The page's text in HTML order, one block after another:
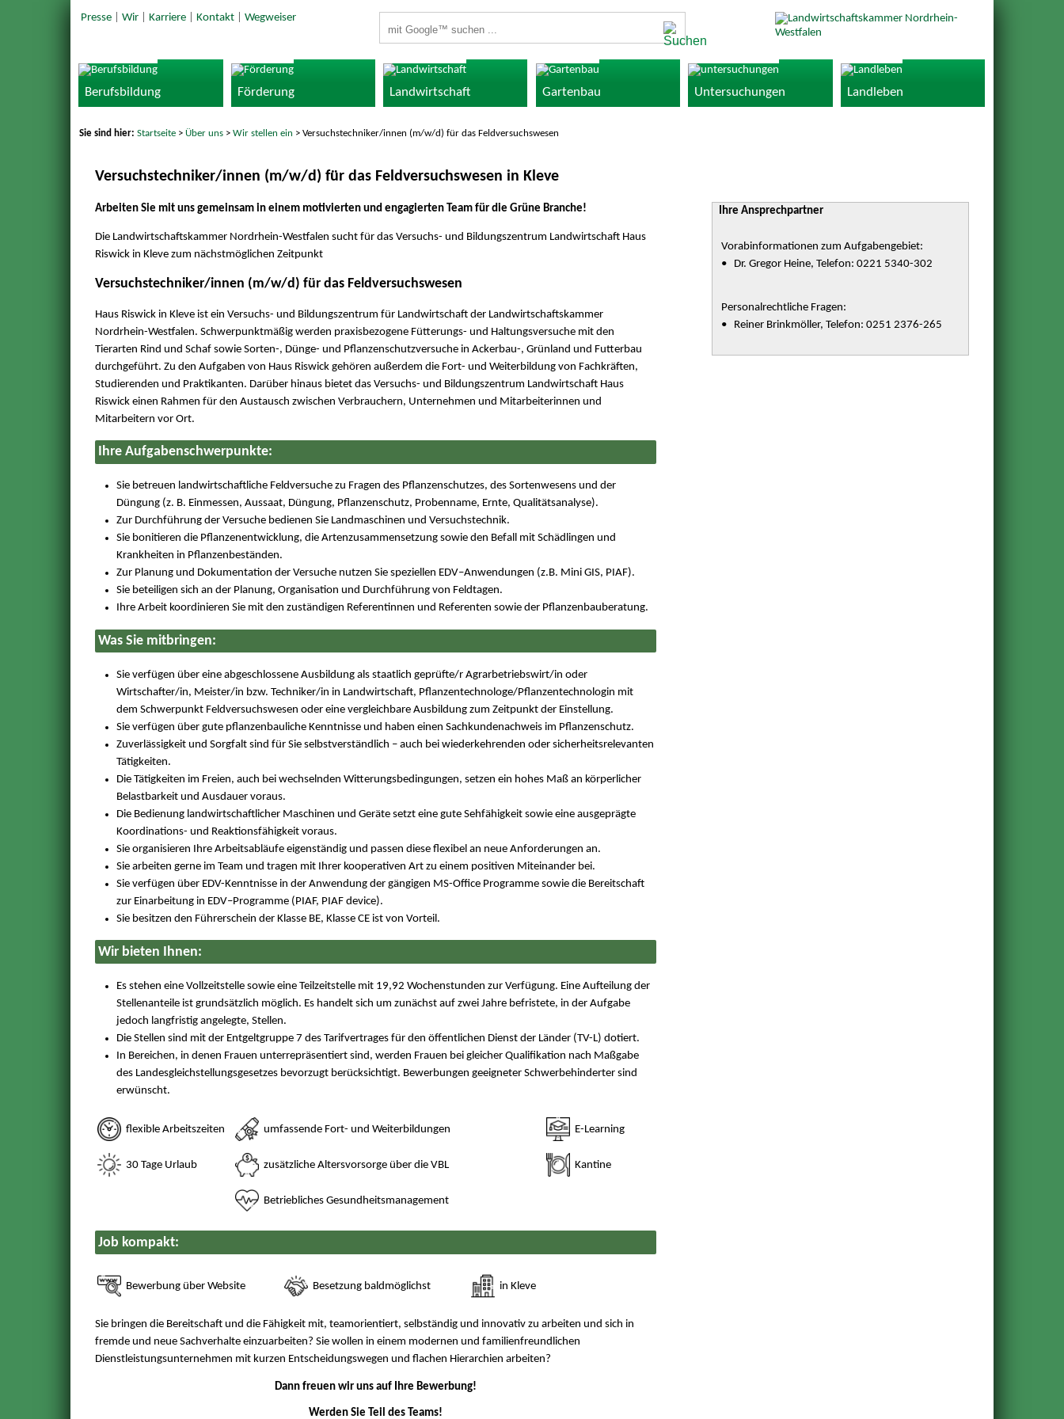
Presse| Wir| Karriere| Kontakt| Wegweiser
Berufsbildung Förderung Landwirtschaft Gartenbau Untersuchungen Landleben
Sie sind hier:Startseite >Über uns >Wir stellen ein > Versuchstechniker/innen (m/w/d) für das Feldversuchswesen
Versuchstechniker/innen (m/w/d) für das Feldversuchswesen in Kleve
Arbeiten Sie mit uns gemeinsam in einem motivierten und engagierten Team für die Grüne Branche!
Die Landwirtschaftskammer Nordrhein-Westfalen sucht für das Versuchs- und Bildungszentrum Landwirtschaft Haus
Riswick in Kleve zum nächstmöglichen Zeitpunkt
Versuchstechniker/innen (m/w/d) für das Feldversuchswesen
Haus Riswick in Kleve ist ein Versuchs- und Bildungszentrum für Landwirtschaft der Landwirtschaftskammer
Nordrhein-Westfalen. Schwerpunktmäßig werden praxisbezogene Fütterungs- und Haltungsversuche mit den
Tierarten Rind und Schaf sowie Sorten-, Dünge- und Pflanzenschutzversuche in Ackerbau-, Grünland und Futterbau
durchgeführt. Zu den Aufgaben von Haus Riswick gehören außerdem die Fort- und Weiterbildung von Fachkräften,
Studierenden und Praktikanten. Darüber hinaus bietet das Versuchs- und Bildungszentrum Landwirtschaft Haus
Riswick einen Rahmen für den Austausch zwischen Verbrauchern, Unternehmen und Mitarbeiterinnen und
Mitarbeitern vor Ort.
Ihre Aufgabenschwerpunkte:
Sie betreuen landwirtschaftliche Feldversuche zu Fragen des Pflanzenschutzes, des Sortenwesens und der
Düngung (z. B. Einmessen, Aussaat, Düngung, Pflanzenschutz, Probenname, Ernte, Qualitätsanalyse).
Zur Durchführung der Versuche bedienen Sie Landmaschinen und Versuchstechnik.
Sie bonitieren die Pflanzenentwicklung, die Artenzusammensetzung sowie den Befall mit Schädlingen und
Krankheiten in Pflanzenbeständen.
Zur Planung und Dokumentation der Versuche nutzen Sie speziellen EDV–Anwendungen (z.B. Mini GIS, PIAF).
Sie beteiligen sich an der Planung, Organisation und Durchführung von Feldtagen.
Ihre Arbeit koordinieren Sie mit den zuständigen Referentinnen und Referenten sowie der Pflanzenbauberatung.
Was Sie mitbringen:
Sie verfügen über eine abgeschlossene Ausbildung als staatlich geprüfte/r Agrarbetriebswirt/in oder
Wirtschafter/in, Meister/in bzw. Techniker/in in Landwirtschaft, Pflanzentechnologe/Pflanzentechnologin mit
dem Schwerpunkt Feldversuchswesen oder eine vergleichbare Ausbildung zum Zeitpunkt der Einstellung.
Sie verfügen über gute pflanzenbauliche Kenntnisse und haben einen Sachkundenachweis im Pflanzenschutz.
Zuverlässigkeit und Sorgfalt sind für Sie selbstverständlich – auch bei wiederkehrenden oder sicherheitsrelevanten
Tätigkeiten.
Die Tätigkeiten im Freien, auch bei wechselnden Witterungsbedingungen, setzen ein hohes Maß an körperlicher
Belastbarkeit und Ausdauer voraus.
Die Bedienung landwirtschaftlicher Maschinen und Geräte setzt eine gute Sehfähigkeit sowie eine ausgeprägte
Koordinations- und Reaktionsfähigkeit voraus.
Sie organisieren Ihre Arbeitsabläufe eigenständig und passen diese flexibel an neue Anforderungen an.
Sie arbeiten gerne im Team und tragen mit Ihrer kooperativen Art zu einem positiven Miteinander bei.
Sie verfügen über EDV-Kenntnisse in der Anwendung der gängigen MS-Office Programme sowie die Bereitschaft
zur Einarbeitung in EDV–Programme (PIAF, PIAF device).
Sie besitzen den Führerschein der Klasse BE, Klasse CE ist von Vorteil.
Wir bieten Ihnen:
Es stehen eine Vollzeitstelle sowie eine Teilzeitstelle mit 19,92 Wochenstunden zur Verfügung. Eine Aufteilung der
Stellenanteile ist grundsätzlich möglich. Es handelt sich um zunächst auf zwei Jahre befristete, in der Aufgabe
jedoch langfristig angelegte, Stellen.
Die Stellen sind mit der Entgeltgruppe 7 des Tarifvertrages für den öffentlichen Dienst der Länder (TV-L) dotiert.
In Bereichen, in denen Frauen unterrepräsentiert sind, werden Frauen bei gleicher Qualifikation nach Maßgabe
des Landesgleichstellungsgesetzes bevorzugt berücksichtigt. Bewerbungen geeigneter Schwerbehinderter sind
erwünscht.
flexible Arbeitszeiten
30 Tage Urlaub
umfassende Fort- und Weiterbildungen
zusätzliche Altersvorsorge über die VBL
Betriebliches Gesundheitsmanagement
E-Learning
Kantine
Job kompakt:
Bewerbung über Website Besetzung baldmöglichst in Kleve
Sie bringen die Bereitschaft und die Fähigkeit mit, teamorientiert, selbständig und innovativ zu arbeiten und sich in
fremde und neue Sachverhalte einzuarbeiten? Sie wollen in einem modernen und familienfreundlichen
Dienstleistungsunternehmen mit kurzen Entscheidungswegen und flachen Hierarchien arbeiten?
Dann freuen wir uns auf Ihre Bewerbung!
Werden Sie Teil des Teams!
Ihre Ansprechpartner
Vorabinformationen zum Aufgabengebiet:
• Dr. Gregor Heine, Telefon: 0221 5340-302
Personalrechtliche Fragen:
• Reiner Brinkmöller, Telefon: 0251 2376-265